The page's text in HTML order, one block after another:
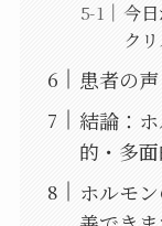
今
クリ
患者の声
結論：
的・多
ホルモ